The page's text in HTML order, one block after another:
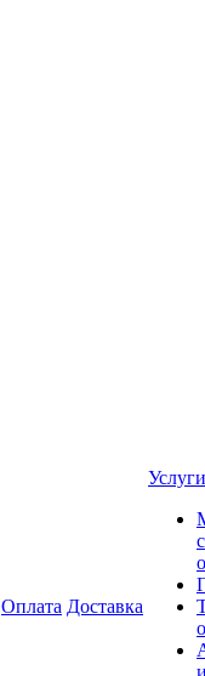
Оплата Доставка
Услуги